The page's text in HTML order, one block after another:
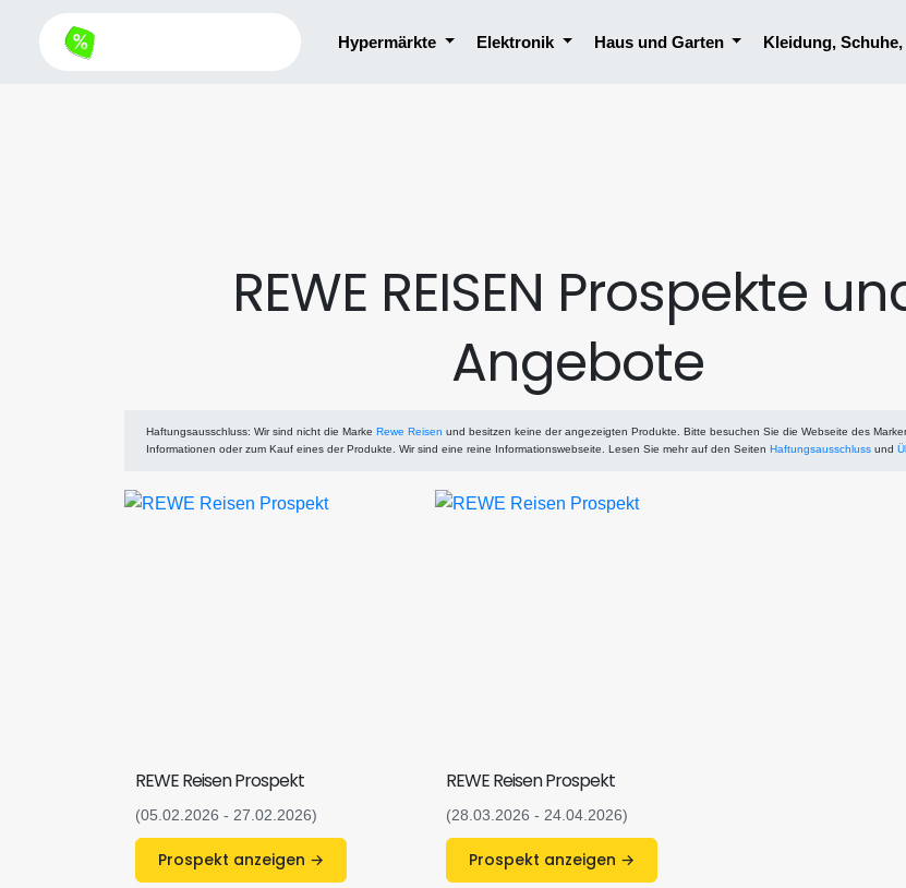
Hypermärkte Elektronik Haus und Garten Kleidung,
REWE REISEN Prospekte
Angebote
Haftungsausschluss: Wir sind nicht die Marke Rewe Reisen und besitzen keine der angezeigten Produkte. Bitte besuchen Sie die Webseite des
Informationen oder zum Kauf eines der Produkte. Wir sind eine reine Informationswebseite. Lesen Sie mehr auf den Seiten Haftungsausschluss und
REWE Reisen Prospekt
(05.02.2026 - 27.02.2026)
Prospekt anzeigen →
REWE Reisen Prospekt
(28.03.2026 - 24.04.2026)
Prospekt anzeigen →